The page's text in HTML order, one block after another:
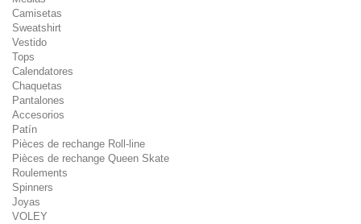
Camisetas
Sweatshirt
Vestido
Tops
Calendatores
Chaquetas
Pantalones
Accesorios
Patín
Pièces de rechange Roll-line
Pièces de rechange Queen Skate
Roulements
Spinners
Joyas
VOLEY